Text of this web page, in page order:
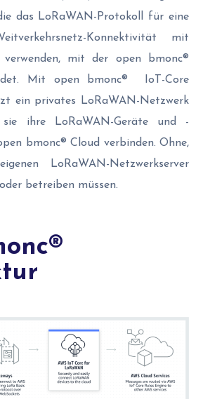
das LoRaWAN-Protokoll für eine
Konnektivität mit
verwenden, mit der open bmonc®
Mit open bmonc® IoT-Core
ein privates LoRaWAN-Netzwerk
sie ihre LoRaWAN-Geräte und -
bmonc® Cloud verbinden. Ohne,
LoRaWAN-Netzwerkserver
betreiben müssen.